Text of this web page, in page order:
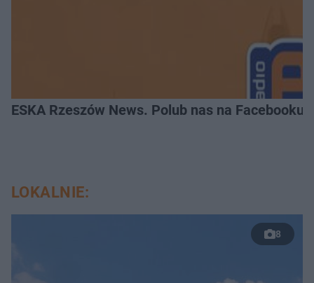
ESKA Rzeszów News. Polub nas na Facebooku!
LOKALNIE:
8